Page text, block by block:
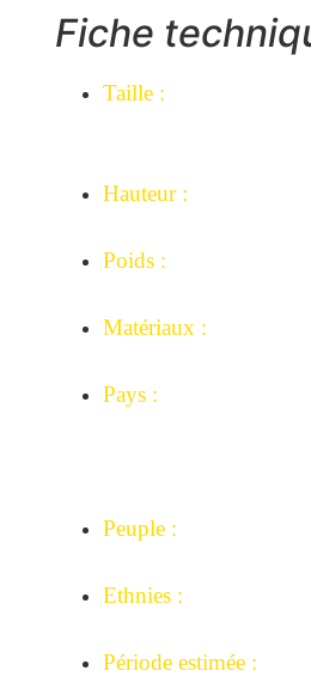
Fiche
Taille :
Hauteur :
Poids :
Matériaux :
Pays :
Peuple :
Ethnies :
Période estimée :